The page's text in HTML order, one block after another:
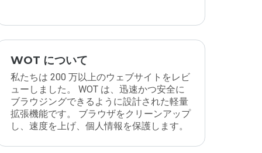
WOT について
私たちは 200 万以上のウェブサイトをレビ
ューしました。 WOT は、迅速かつ安全に
ブラウジングできるように設計された軽量
拡張機能です。 ブラウザをクリーンアップ
し、速度を上げ、個人情報を保護します。